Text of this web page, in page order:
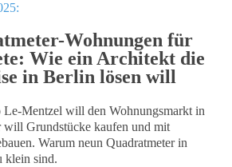
Wohnungen für
Wie ein Architekt die
in Berlin lösen will
Mentzel will den Wohnungsmarkt in
Grundstücke kaufen und mit
Warum neun Quadratmeter in
klein sind.